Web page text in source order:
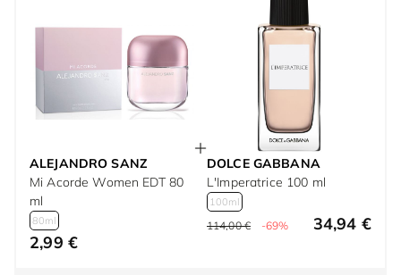
ALEJANDRO SANZ
Mi Acorde Women EDT 80
ml
80ml
2,99 €
DOLCE GABBANA
L'Imperatrice 100 ml
100ml
114,00 € -69% 34,94 €